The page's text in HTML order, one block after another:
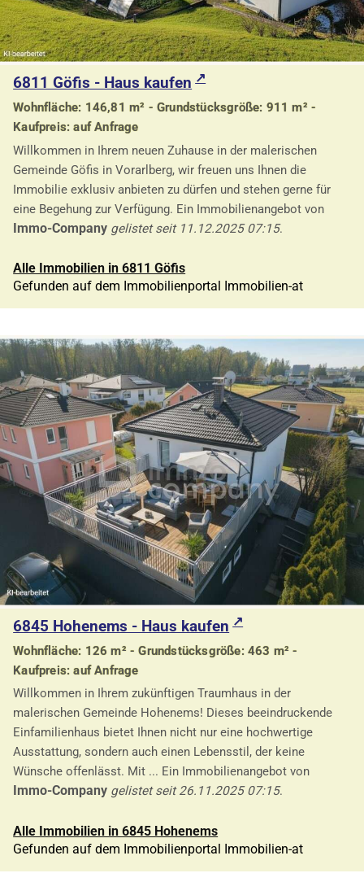
6811 Göfis - Haus kaufen
Wohnfläche: 146,81 m² - Grundstücksgröße: 911 m² -
Kaufpreis: auf Anfrage
Willkommen in Ihrem neuen Zuhause in der malerischen
Gemeinde Göfis in Vorarlberg, wir freuen uns Ihnen die
Immobilie exklusiv anbieten zu dürfen und stehen gerne für
eine Begehung zur Verfügung. Ein Immobilienangebot von
Immo-Company gelistet seit 11.12.2025 07:15.
Alle Immobilien in 6811 Göfis
Gefunden auf dem Immobilienportal Immobilien-at
6845 Hohenems - Haus kaufen
Wohnfläche: 126 m² - Grundstücksgröße: 463 m² -
Kaufpreis: auf Anfrage
Willkommen in Ihrem zukünftigen Traumhaus in der
malerischen Gemeinde Hohenems! Dieses beeindruckende
Einfamilienhaus bietet Ihnen nicht nur eine hochwertige
Ausstattung, sondern auch einen Lebensstil, der keine
Wünsche offenlässt. Mit ... Ein Immobilienangebot von
Immo-Company gelistet seit 26.11.2025 07:15.
Alle Immobilien in 6845 Hohenems
Gefunden auf dem Immobilienportal Immobilien-at